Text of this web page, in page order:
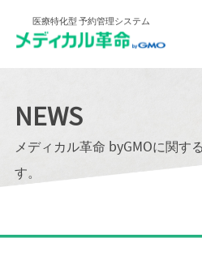
医療特化型 予約管理システム
NEWS
メディカル革命 byGMOに関す
す。